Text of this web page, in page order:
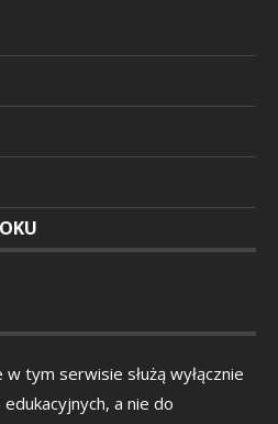
tym serwisie służą wyłącznie
a nie do